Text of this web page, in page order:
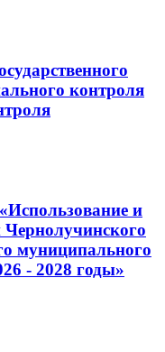
контроля
и
Чернолучинского
муниципального
- 2028 годы»